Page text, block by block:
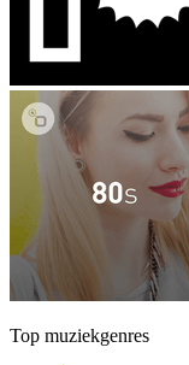
Top muziekgenres